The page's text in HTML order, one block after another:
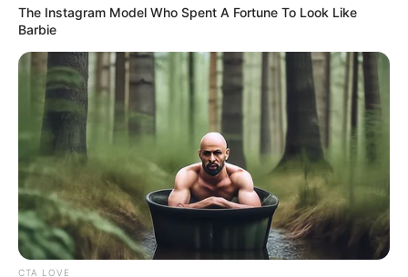
The Instagram Model Who Spent A Fortune To Look Like
Barbie
CTA LOVE